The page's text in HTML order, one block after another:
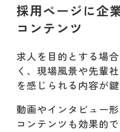
採用ページに企
コンテンツ
求人を目的とする場
く、現場風景や先輩
を感じられる内容が鍵
動画やインタビュー
コンテンツも効果的で